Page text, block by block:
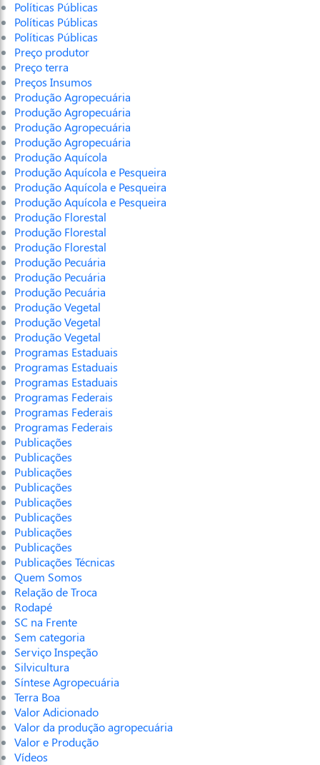
Políticas Públicas
Políticas Públicas
Políticas Públicas
Preço produtor
Preço terra
Preços Insumos
Produção Agropecuária
Produção Agropecuária
Produção Agropecuária
Produção Agropecuária
Produção Aquícola
Produção Aquícola e Pesqueira
Produção Aquícola e Pesqueira
Produção Aquícola e Pesqueira
Produção Florestal
Produção Florestal
Produção Florestal
Produção Pecuária
Produção Pecuária
Produção Pecuária
Produção Vegetal
Produção Vegetal
Produção Vegetal
Programas Estaduais
Programas Estaduais
Programas Estaduais
Programas Federais
Programas Federais
Programas Federais
Publicações
Publicações
Publicações
Publicações
Publicações
Publicações
Publicações
Publicações
Publicações Técnicas
Quem Somos
Relação de Troca
Rodapé
SC na Frente
Sem categoria
Serviço Inspeção
Silvicultura
Síntese Agropecuária
Terra Boa
Valor Adicionado
Valor da produção agropecuária
Valor e Produção
Vídeos